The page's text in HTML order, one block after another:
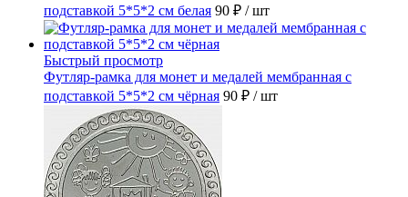
подставкой 5*5*2 см белая 90 ₽ / шт
Быстрый просмотр
Футляр-рамка для монет и медалей мембранная с
подставкой 5*5*2 см чёрная 90 ₽ / шт